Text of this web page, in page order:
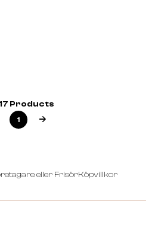
Products
1
eller FrisörKöpvillkor